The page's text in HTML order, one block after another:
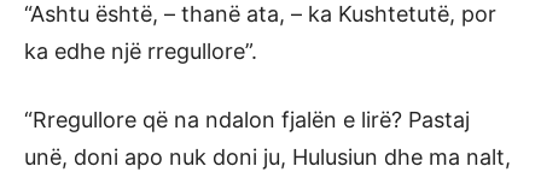
“Ashtu është, – thanë ata, – ka Kushtetutë, por
ka edhe një rregullore”.
“Rregullore që na ndalon fjalën e lirë? Pastaj
unë, doni apo nuk doni ju, Hulusiun dhe ma nalt,